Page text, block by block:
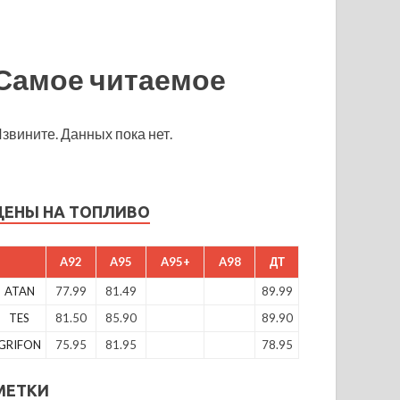
читаемое
Данных пока нет.
НА ТОПЛИВО
A92 A95 A95+ A98 ДТ
ATAN 77.99 81.49
89.99
TES
81.50 85.90
89.90
75.95 81.95 78.95